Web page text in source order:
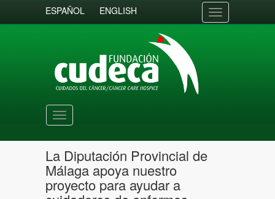
ESPAÑOL ENGLISH
Toggle
navigation
Toggle
navigation
La Diputación Provincial de
Málaga apoya nuestro
proyecto para ayudar a